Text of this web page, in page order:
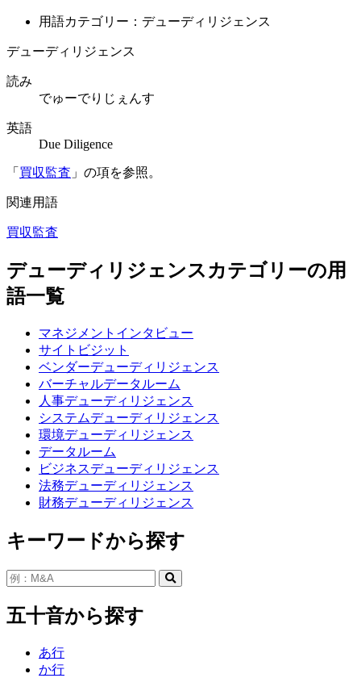
用語カテゴリー：デューディリジェンス
デューディリジェンス
読み
でゅーでりじぇんす
英語
Due Diligence
「 買収監査 」の項を参照。
関連用語
買収監査
デューディリジェンスカテゴリーの用
語一覧
マネジメントインタビュー
サイトビジット
ベンダーデューディリジェンス
バーチャルデータルーム
人事デューディリジェンス
システムデューディリジェンス
環境デューディリジェンス
データルーム
ビジネスデューディリジェンス
法務デューディリジェンス
財務デューディリジェンス
キーワードから探す
五十音から探す
あ行
か行